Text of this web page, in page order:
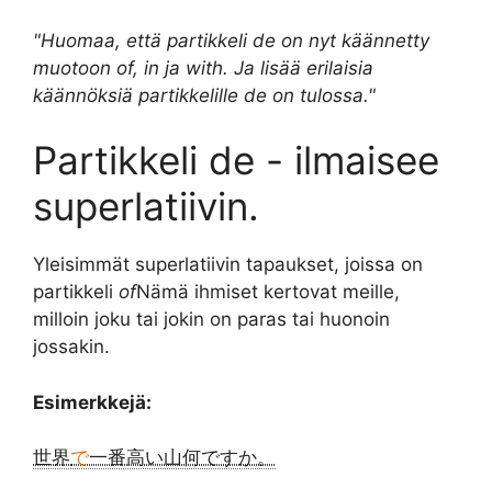
"Huomaa, että partikkeli de on nyt käännetty
muotoon of, in ja with. Ja lisää erilaisia
käännöksiä partikkelille de on tulossa."
Partikkeli de - ilmaisee
superlatiivin.
Yleisimmät superlatiivin tapaukset, joissa on
partikkeli ofNämä ihmiset kertovat meille,
milloin joku tai jokin on paras tai huonoin
jossakin.
Esimerkkejä:
世界で一番高い山何ですか。